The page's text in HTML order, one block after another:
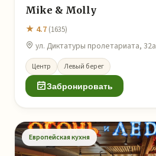
Mike & Molly
★ 4.7 (1635)
ул. Диктатуры пролетариата, 32а
Центр Левый берег
Забронировать
Европейская кухня